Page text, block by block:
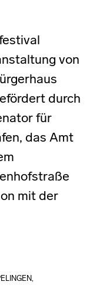
von
durch
für
das Amt
mit der
,